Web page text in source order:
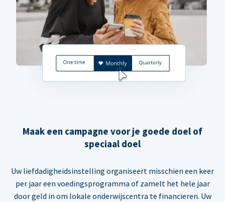
Maak een campagne voor je goede doel of
speciaal doel
Uw liefdadigheidsinstelling organiseert misschien een keer
per jaar een voedingsprogramma of zamelt het hele jaar
door geld in om lokale onderwijscentra te financieren. Uw